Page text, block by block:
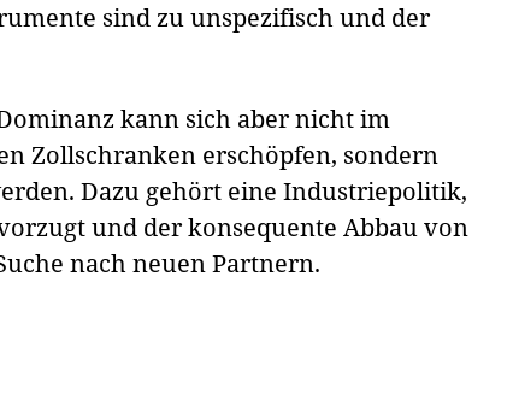
sind zu unspezifisch und der
kann sich aber nicht im
Zollschranken erschöpfen, sondern
Dazu gehört eine Industriepolitik,
und der konsequente Abbau von
nach neuen Partnern.